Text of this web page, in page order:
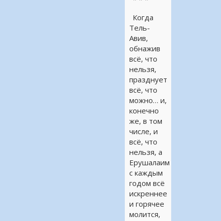
Когда
Тель-
Авив,
обнажив
всё, что
нельзя,
празднует
всё, что
можно… и,
конечно
же, в том
числе, и
всё, что
нельзя, а
Ерушалаим
с каждым
годом всё
искреннее
и горячее
молится,